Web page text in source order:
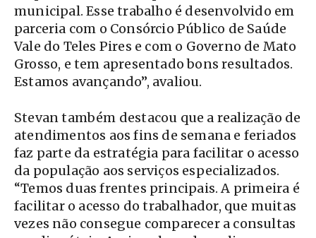
municipal. Esse trabalho é desenvolvido em
parceria com o Consórcio Público de Saúde
Vale do Teles Pires e com o Governo de Mato
Grosso, e tem apresentado bons resultados.
Estamos avançando”, avaliou.
Stevan também destacou que a realização de
atendimentos aos fins de semana e feriados
faz parte da estratégia para facilitar o acesso
da população aos serviços especializados.
“Temos duas frentes principais. A primeira é
facilitar o acesso do trabalhador, que muitas
vezes não consegue comparecer a consultas